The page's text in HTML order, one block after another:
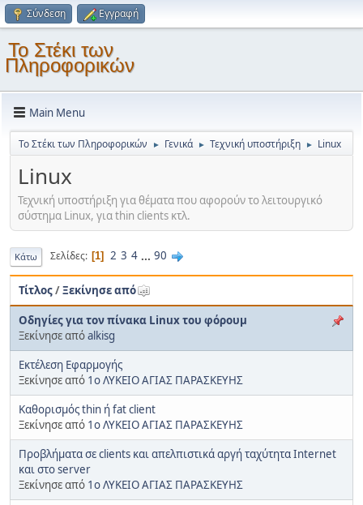
Σύνδεση Εγγραφή
Το Στέκι των
Πληροφορικών
Main Menu
Το Στέκι των Πληροφορικών ► Γενικά ► Τεχνική υποστήριξη ► Linux
Linux
Τεχνική υποστήριξη για θέματα που αφορούν το λειτουργικό
σύστημα Linux, για thin clients κτλ.
Κάτω Σελίδες 1 2 3 4 ... 90
Τίτλος/Ξεκίνησε από
Οδηγίες για τον πίνακα Linux του φόρουμ
Ξεκίνησε απόalkisg
Εκτέλεση Εφαρμογής
Ξεκίνησε από 1o ΛΥΚΕΙΟ ΑΓΙΑΣ ΠΑΡΑΣΚΕΥΗΣ
Καθορισμός thin ή fat client
Ξεκίνησε από 1o ΛΥΚΕΙΟ ΑΓΙΑΣ ΠΑΡΑΣΚΕΥΗΣ
Προβλήματα σε clients και απελπιστικά αργή ταχύτητα Internet
και στο server
Ξεκίνησε από 1o ΛΥΚΕΙΟ ΑΓΙΑΣ ΠΑΡΑΣΚΕΥΗΣ